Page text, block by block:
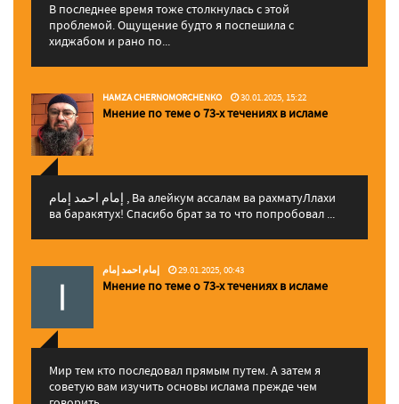
В последнее время тоже столкнулась с этой
проблемой. Ощущение будто я поспешила с
хиджабом и рано по...
HAMZA CHERNOMORCHENKO 30.01.2025, 15:22
Мнение по теме о 73-х течениях в исламе
إمام احمد إمام , Ва алейкум ассалам ва рахматуЛлахи
ва баракятух! Спасибо брат за то что попробовал ...
إمام احمد إمام 29.01.2025, 00:43
Мнение по теме о 73-х течениях в исламе
Мир тем кто последовал прямым путем. А затем я
советую вам изучить основы ислама прежде чем